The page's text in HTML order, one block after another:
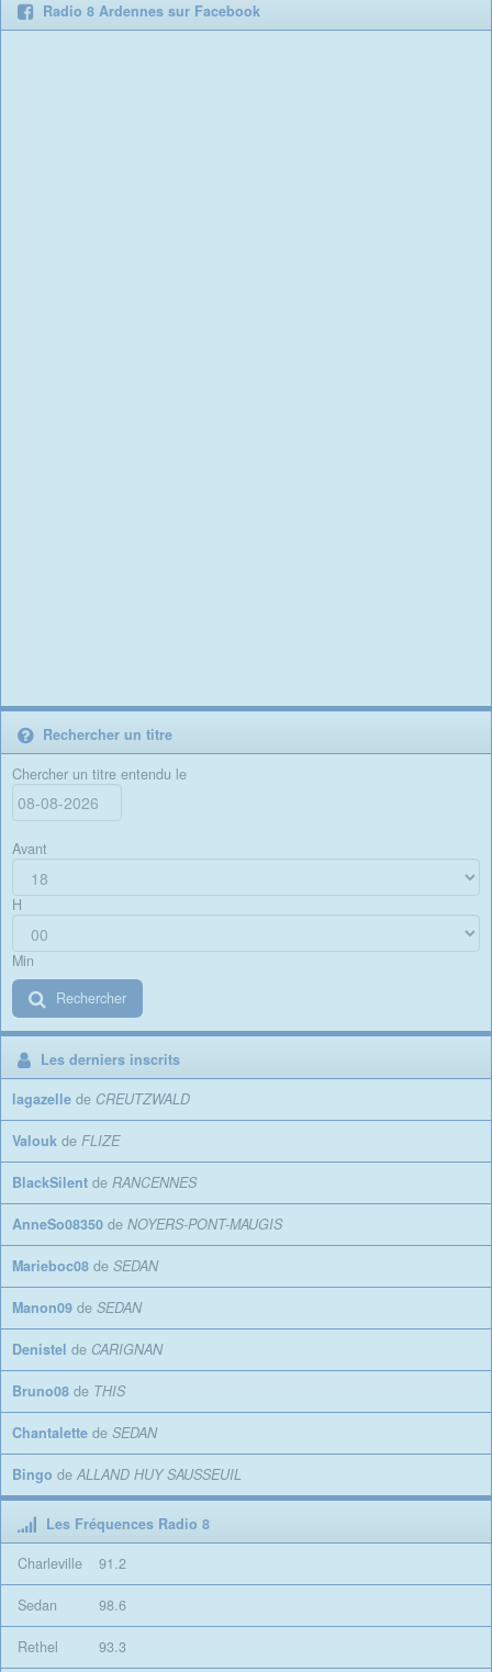
Radio 8 Ardennes sur Facebook
Rechercher un titre
Chercher un titre entendu le
Avant
H
Min
Rechercher
Les derniers inscrits
lagazelle de CREUTZWALD
Valouk de FLIZE
BlackSilent de RANCENNES
AnneSo08350 de NOYERS-PONT-MAUGIS
Marieboc08 de SEDAN
Manon09 de SEDAN
Denistel de CARIGNAN
Bruno08 de THIS
Chantalette de SEDAN
Bingo de ALLAND HUY SAUSSEUIL
Les Fréquences Radio 8
Charleville
91.2
Sedan 98.6
Rethel 93.3